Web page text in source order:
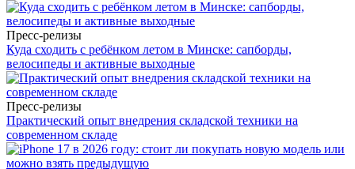
Пресс-релизы
Куда сходить с ребёнком летом в Минске: сапборды,
велосипеды и активные выходные
Пресс-релизы
Практический опыт внедрения складской техники на
современном складе